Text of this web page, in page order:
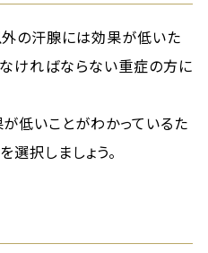
外の汗腺には効果が低いた
ければならない重症の方に
低いことがわかっているた
選択しましょう。